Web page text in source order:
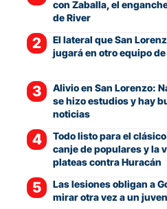
con Zaballa, el
de River
El lateral que San
jugará en otro equipo
Alivio en San Lorenzo:
se hizo estudios y hay
noticias
Todo listo para el
canje de populares y la
plateas contra Huracán
Las lesiones obligan a
mirar otra vez a un